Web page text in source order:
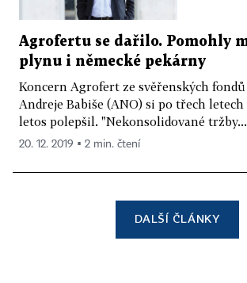
Agrofertu se dařilo. Pomohly
plynu i německé pekárny
Koncern Agrofert ze svěřenských
Andreje Babiše (ANO) si po třech
letos polepšil. "Nekonsolidované tržby...
20. 12. 2019 ▪ 2 min. čtení
DALŠÍ ČLÁNKY